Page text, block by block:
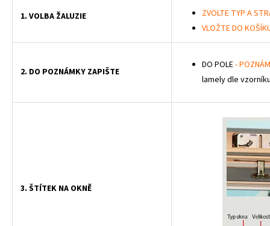
1. VOLBA ŽALUZIE
ZVOLTE TYP A
VLOŽTE DO
2. DO POZNÁMKY ZAPIŠTE
DO POLE-
lamely dle
3. ŠTÍTEK NA OKNĚ